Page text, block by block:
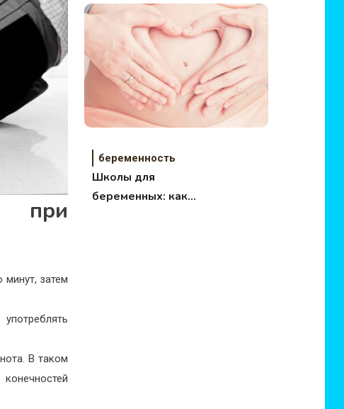
при
затем
В таком
беременность
Школы для
беременных: как